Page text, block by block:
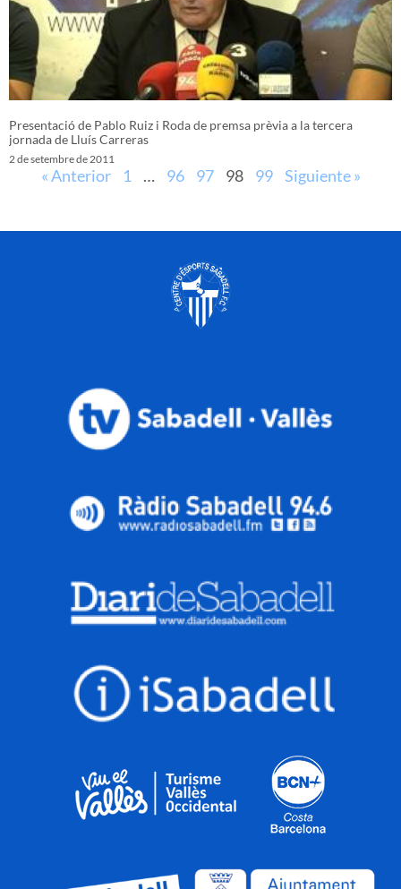
Presentació de Pablo Ruiz i Roda de premsa prèvia a la tercera
jornada de Lluís Carreras
2 de setembre de 2011
« Anterior 1 … 96 97 98 99 Siguiente »